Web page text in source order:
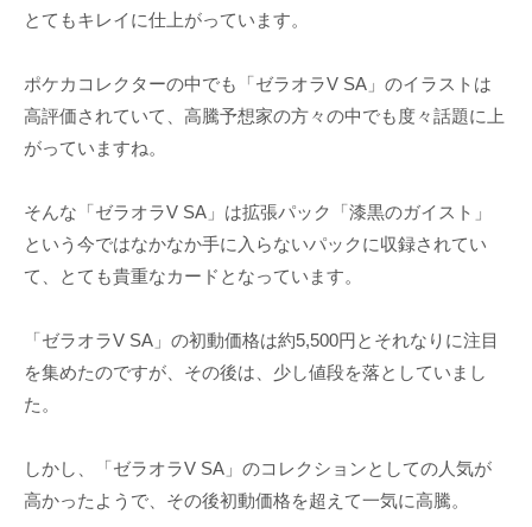
とてもキレイに仕上がっています。
ポケカコレクターの中でも「ゼラオラV SA」のイラストは
高評価されていて、高騰予想家の方々の中でも度々話題に上
がっていますね。
そんな「ゼラオラV SA」は拡張パック「漆黒のガイスト」
という今ではなかなか手に入らないパックに収録されてい
て、とても貴重なカードとなっています。
「ゼラオラV SA」の初動価格は約5,500円とそれなりに注目
を集めたのですが、その後は、少し値段を落としていまし
た。
しかし、「ゼラオラV SA」のコレクションとしての人気が
高かったようで、その後初動価格を超えて一気に高騰。